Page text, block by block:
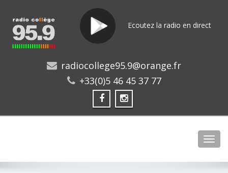
Ecoutez la radio en direct
radiocollege95.9@orange.fr
+33(0)5 46 45 37 77